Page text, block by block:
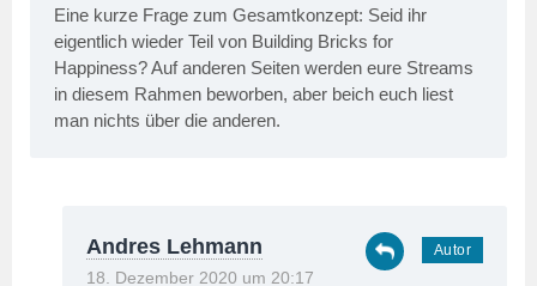
Eine kurze Frage zum Gesamtkonzept: Seid ihr
eigentlich wieder Teil von Building Bricks for
Happiness? Auf anderen Seiten werden eure Streams
in diesem Rahmen beworben, aber beich euch liest
man nichts über die anderen.
Andres Lehmann
18. Dezember 2020 um 20:17